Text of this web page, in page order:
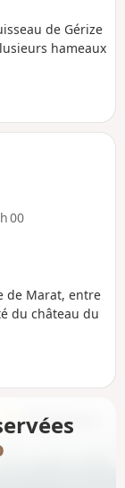
de Gérize
hameaux
00
de Marat, entre
du château du